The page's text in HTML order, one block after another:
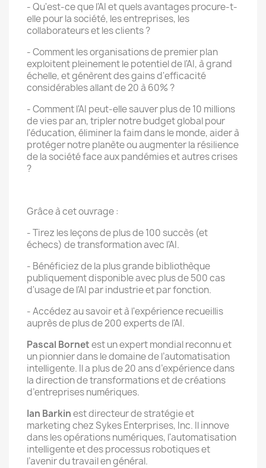
- Qu'est-ce que l'AI et quels avantages procure-t-
elle pour la société, les entreprises, les
collaborateurs et les clients ?
- Comment les organisations de premier plan
exploitent pleinement le potentiel de l'AI, à grand
échelle, et génèrent des gains d'efficacité
considérables allant de 20 à 60% ?
- Comment l'AI peut-elle sauver plus de 10 millions
de vies par an, tripler notre budget global pour
l'éducation, éliminer la faim dans le monde, aider à
protéger notre planète ou augmenter la résilience
de la société face aux pandémies et autres crises
?
Grâce à cet ouvrage :
- Tirez les leçons de plus de 100 succès (et
échecs) de transformation avec l'AI.
- Bénéficiez de la plus grande bibliothèque
publiquement disponible avec plus de 500 cas
d'usage de l'AI par industrie et par fonction.
- Accédez au savoir et à l'expérience recueillis
auprès de plus de 200 experts de l'AI.
Pascal Bornetest un expert mondial reconnu et
un pionnier dans le domaine de l’automatisation
intelligente. Il a plus de 20 ans d’expérience dans
la direction de transformations et de créations
d’entreprises numériques.
Ian Barkinest directeur de stratégie et
marketing chez Sykes Enterprises, Inc. Il innove
dans les opérations numériques, l'automatisation
intelligente et des processus robotiques et
l’avenir du travail en général.